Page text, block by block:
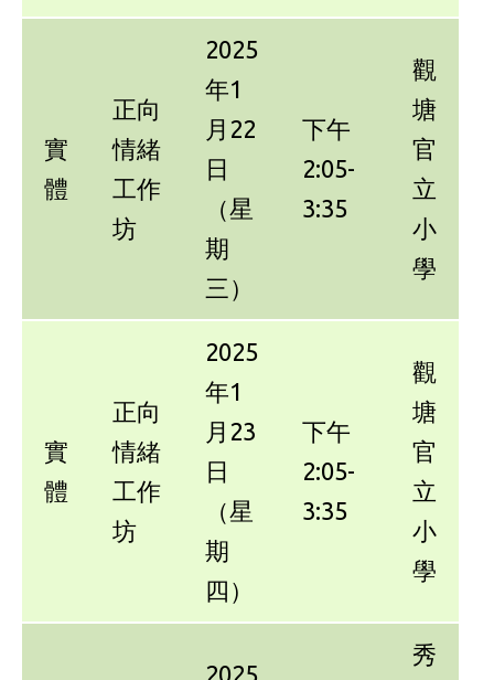
實
體
正向
情緒
工作
坊
2025
年1
月22
日
（星
期
三）
下午
2:05-
3:35
觀
塘
官
立
小
學
實
體
正向
情緒
工作
坊
2025
年1
月23
日
（星
期
四）
下午
2:05-
3:35
觀
塘
官
立
小
學
2025
秀